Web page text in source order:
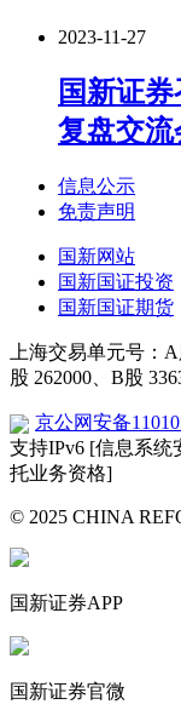
2023-11-27
国新证
复盘交流
信息公示
免责声明
国新网站
国新国证投资
国新国证期货
上海交易单元号：
股 262000、B股
京公网安备
支持IPv6 [信息系统
托业务资格]
© 2025 CHINA
国新证券APP
国新证券官微